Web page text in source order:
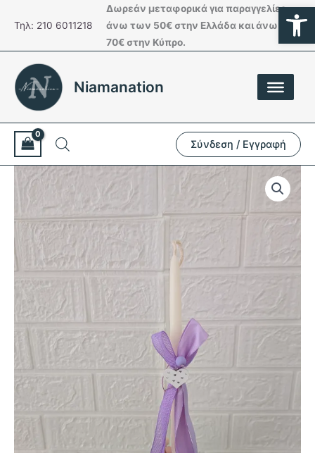
στοΤηλ: 210 6011218
Δωρεάν μεταφορικά για παραγγελίες
άνω των 50€ στην Ελλάδα και άνω των
70€ στην Κύπρο.
Niamanation
Σύνδεση / Εγγραφή